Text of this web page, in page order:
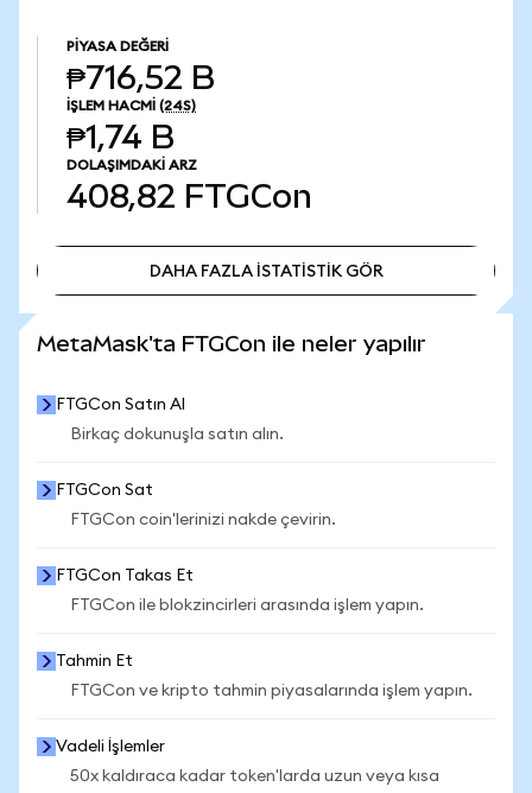
PIYASA DEĞERI
₱716,52 B
İŞLEM HACMI (24S)
₱1,74 B
DOLAŞIMDAKI ARZ
408,82 FTGCon
DAHA FAZLA İSTATİSTİK GÖR
MetaMask'ta FTGCon ile neler yapılır
FTGCon Satın Al
Birkaç dokunuşla satın alın.
FTGCon Sat
FTGCon coin'lerinizi nakde çevirin.
FTGCon Takas Et
FTGCon ile blokzincirleri arasında işlem yapın.
Tahmin Et
FTGCon ve kripto tahmin piyasalarında işlem yapın.
Vadeli İşlemler
50x kaldıraca kadar token'larda uzun veya kısa